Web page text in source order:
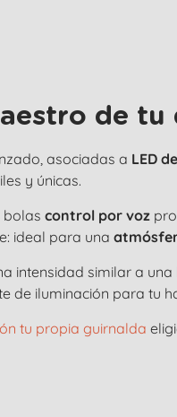
de tu
asociadas a LED
y únicas.
bolas control por voz
ideal para una
intensidad similar a
de iluminación para tu
tu propia guirnalda